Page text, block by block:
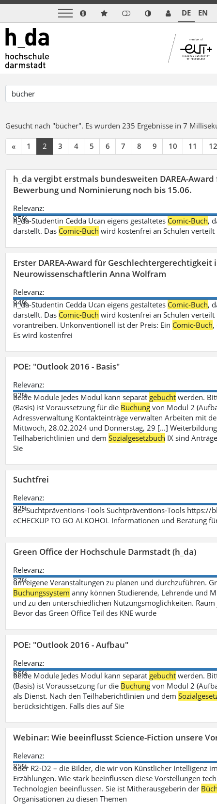
DE EN
Gesucht nach "bücher". Es wurden 235 Ergebnisse in 7
« 1 2 3 4 5 6 7 8 9 10 11 12
h_da vergibt erstmals bundesweiten DAREA-
Bewerbung und Nominierung noch bis 15.06.
Relevanz:
95%
h_da-Studentin Cedda Ucan eigens gestaltetes Comic-Buch,
darstellt. Das Comic-Buch wird kostenfrei an Schulen
Erster DAREA-Award für
Neurowissenschaftlerin Anna Wolfram
Relevanz:
94%
h_da-Studentin Cedda Ucan eigens gestaltetes Comic-Buch,
darstellt. Das Comic-Buch wird kostenfrei an Schulen
vorantreiben. Unkonventionell ist der Preis: Ein Comic-Buch,
Es wird kostenfrei
POE: "Outlook 2016 - Basis"
Relevanz:
92%
beide Module Jedes Modul kann separat gebucht werden.
(Basis) ist Voraussetzung für die Buchung von Modul 2
Adressverwaltung Kontakteinträge verwalten Arbeiten mit
Mittwoch, 28.02.2024 und Donnerstag, 29 [...]
Teilhaberichtlinien und demSozialgesetzbuch IX sind
Sie
Suchtfrei
Relevanz:
92%
de/ Suchtpräventions-Tools Suchtpräventions-Tools
eCHECKUP TO GO ALKOHOL Informationen und Beratung
Green Office der Hochschule Darmstadt (h_da)
Relevanz:
87%
um eigene Veranstaltungen zu planen und durchzuführen.
Buchungssystem anny können Studierende, Lehrende und
und zu den unterschiedlichen Nutzungsmöglichkeiten.
Bevor das Green Office Teil des KNE wurde
POE: "Outlook 2016 - Aufbau"
Relevanz:
86%
beide Module Jedes Modul kann separat gebucht werden.
(Basis) ist Voraussetzung für die Buchung von Modul 2
als Dienst. Nach den Teilhaberichtlinien und dem
berücksichtigen. Falls dies auf Sie
Webinar: Wie beeinflusst Science-Fiction unsere
Relevanz:
85%
oder R2-D2 – die Bilder, die wir von Künstlicher Intelligenz
Erzählungen. Wie stark beeinflussen diese Vorstellungen
Technologien beeinflussen. Sie ist Mitherausgeberin der
Organisationen zu diesen Themen